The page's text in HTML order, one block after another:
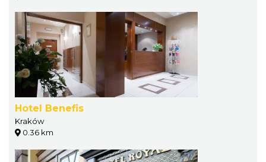
Hotel Benefis
Kraków
0.36 km